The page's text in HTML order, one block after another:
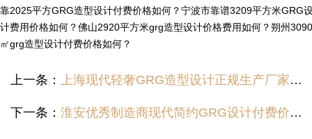
靠2025平方GRG造型设计付费价格如何？宁波市靠谱3209平方米GRG
计费用价格如何？佛山2920平方米grg造型设计价格费用如何？朔州3090
㎡grg造型设计付费价格如何？
上一条： 上海现代轻奢GRG造型设计正规生产厂家收费报价哪里便宜？
下一条： 淮安优秀制造商现代简约GRG设计付费价格哪里便宜？